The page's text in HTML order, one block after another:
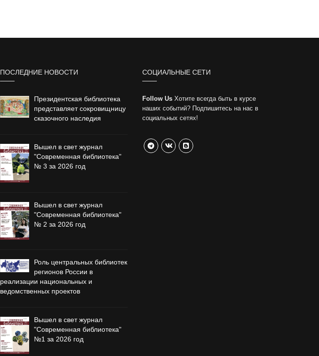
ПОСЛЕДНИЕ НОВОСТИ
Президентская библиотека
представляет сокровищницу
сказочного наследия
Вышел в свет журнал
"Современная библиотека"
№ 3 за 2026 год
Вышел в свет журнал
"Современная библиотека"
№ 2 за 2026 год
Роль центральных библиотек
регионов России в
реализации национальных и
ведомственных проектов
Вышел в свет журнал
"Современная библиотека"
№1 за 2026 год
СОЦИАЛЬНЫЕ СЕТИ
Follow UsХотите всегда быть в курсе
наших событий? Подпишитесь на нас в
социальных сетях!